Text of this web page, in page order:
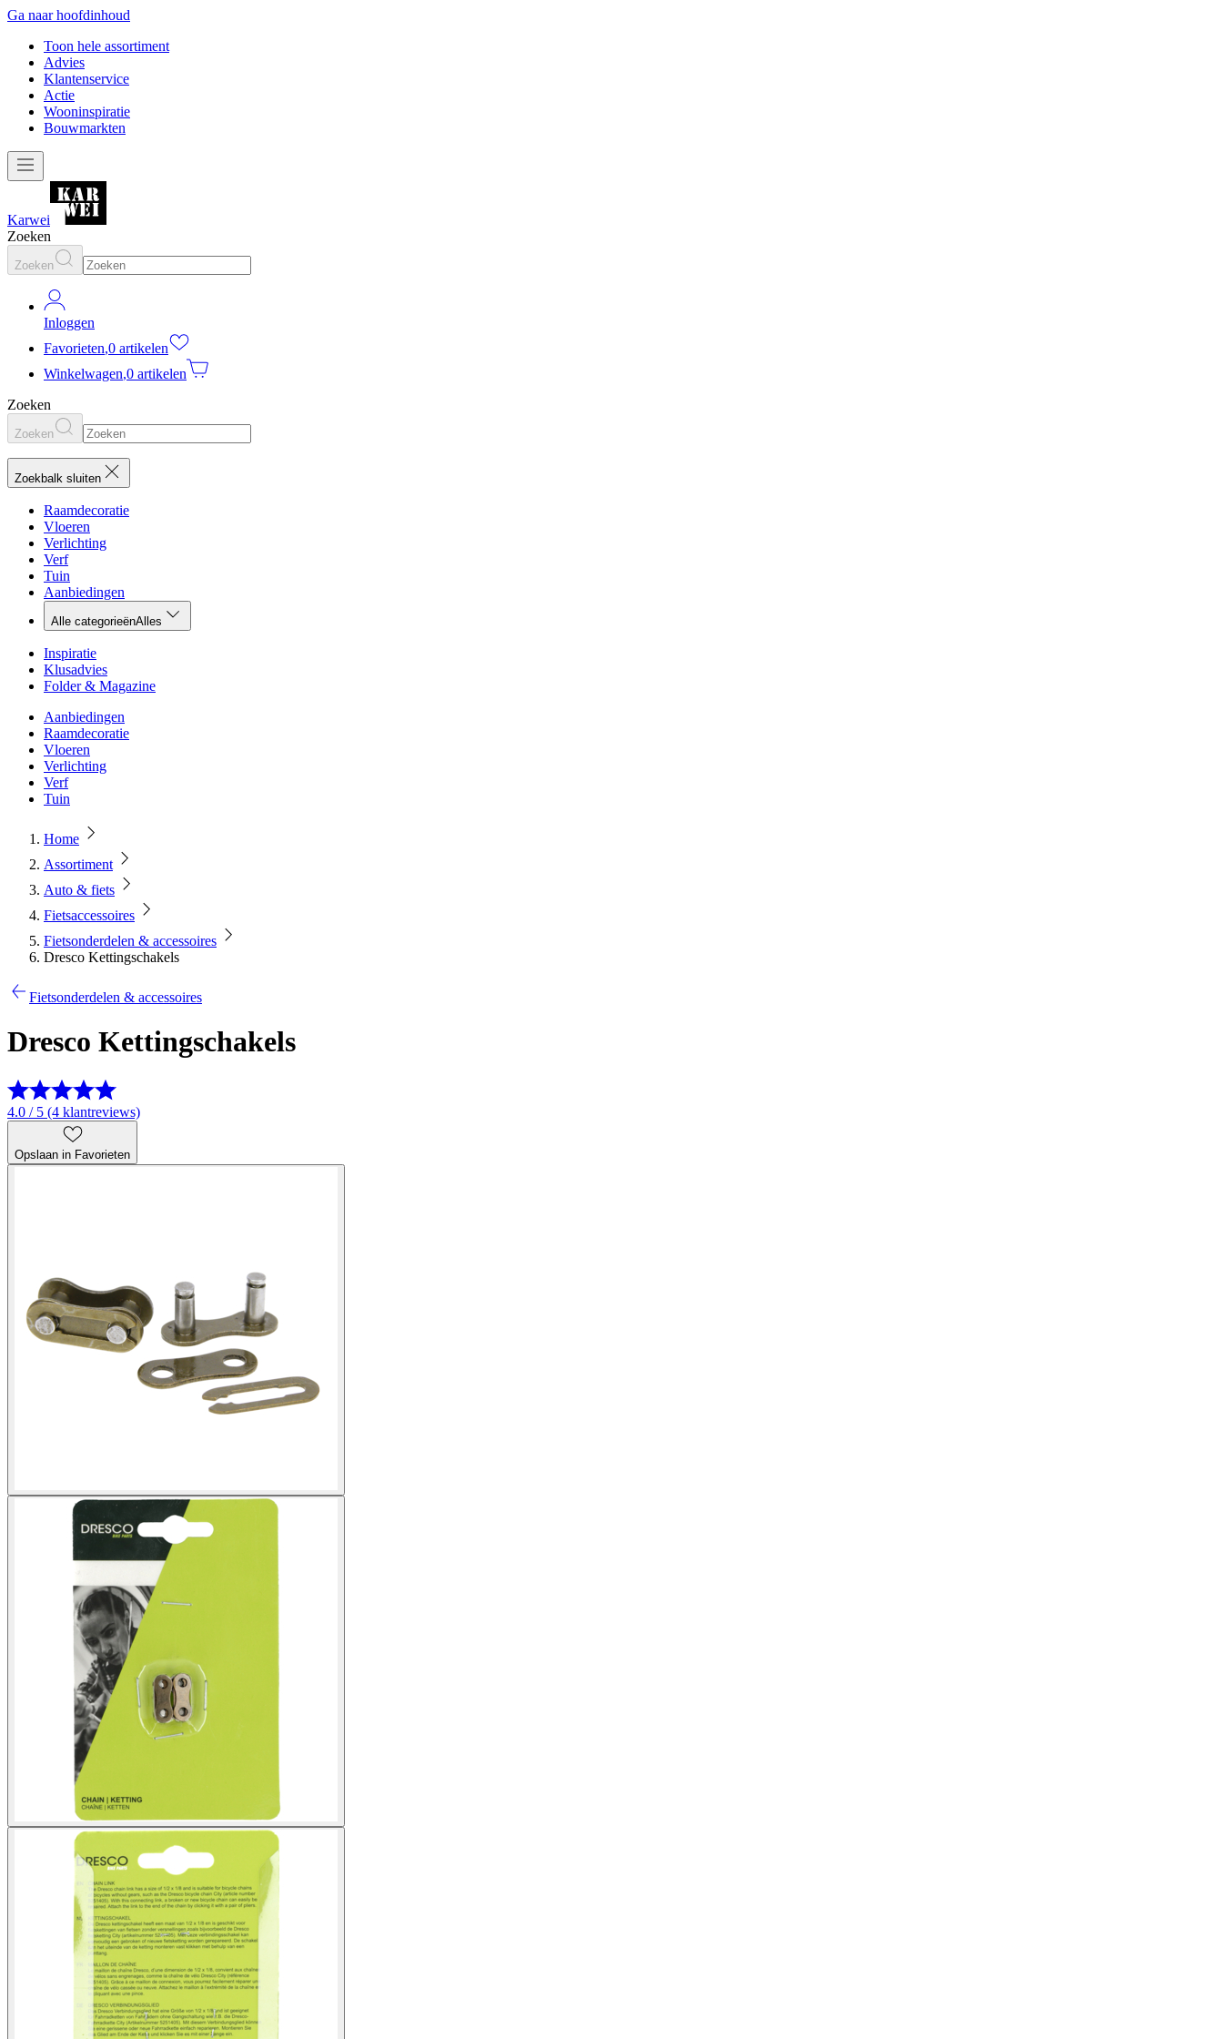
Ga naar hoofdinhoud
Toon hele assortiment
Advies
Klantenservice
Actie
Wooninspiratie
Bouwmarkten
Karwei
Zoeken
Zoeken
Inloggen
Favorieten,0 artikelen
Winkelwagen,0 artikelen
Zoeken
Zoeken
Zoekbalk sluiten
Raamdecoratie
Vloeren
Verlichting
Verf
Tuin
Aanbiedingen
Alle categorieënAlles
Inspiratie
Klusadvies
Folder & Magazine
Aanbiedingen
Raamdecoratie
Vloeren
Verlichting
Verf
Tuin
Home
Assortiment
Auto & fiets
Fietsaccessoires
Fietsonderdelen & accessoires
Dresco Kettingschakels
Fietsonderdelen & accessoires
Dresco Kettingschakels
4.0 / 5 (4 klantreviews)
Opslaan in Favorieten